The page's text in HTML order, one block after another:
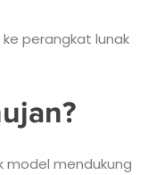
ke perangkat lunak
model mendukung